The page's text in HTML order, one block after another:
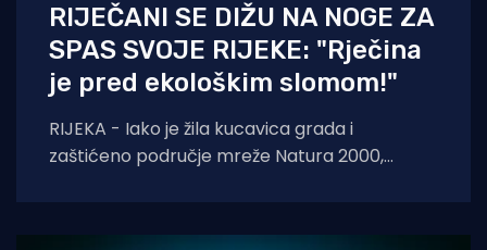
RIJEČANI SE DIŽU NA NOGE ZA
SPAS SVOJE RIJEKE: "Rječina
je pred ekološkim slomom!"
RIJEKA - Iako je žila kucavica grada i
zaštićeno područje mreže Natura 2000,